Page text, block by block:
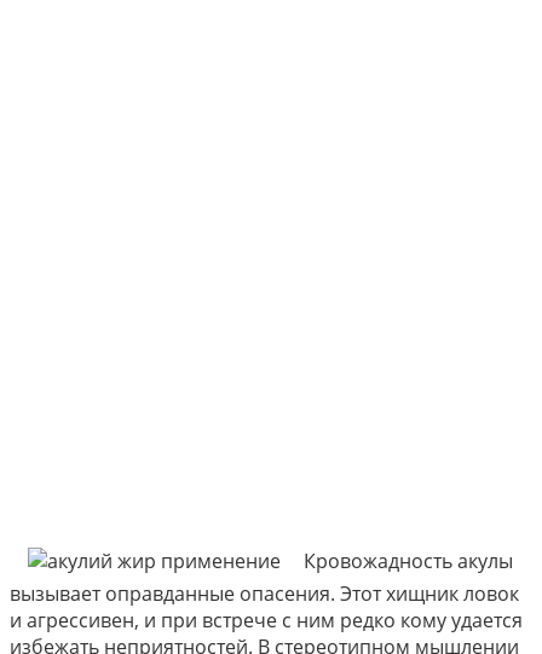
Кровожадность акулы
вызывает оправданные опасения. Этот хищник ловок
и агрессивен, и при встрече с ним редко кому удается
избежать неприятностей. В стереотипном мышлении